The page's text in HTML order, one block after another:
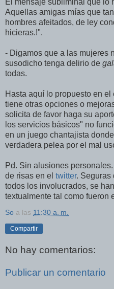
Aquellas amigas mías que
hombres afeitados, de ley
hicieras.!".
- Digamos que a las mujeres
susodicho tenga delirio de
todas.
Hasta aquí lo propuesto en
tiene otras opciones o
solicita de favor haga su
los servicios básicos" no
en un juego chantajista
verdadera pelea por el mal
Pd. Sin alusiones
de risas en el twitter. Seguras
todos los involucrados, se
textualmente tal como fueron
So a las 11:30 a. m.
Compartir
No hay comentarios:
Publicar un comentario